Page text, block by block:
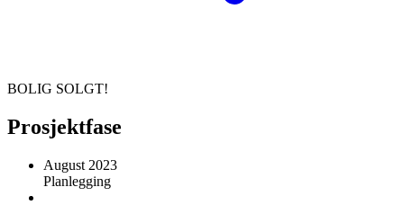
BOLIG SOLGT!
Prosjektfase
August 2023
Planlegging